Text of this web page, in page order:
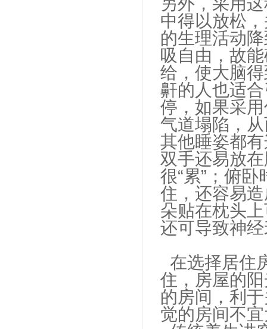
中得以放松
的生理活动
吸自由，故
给，使大脑
鼾的人也适
停，如果采
气道塌陷，
其他睡姿都
双手还易放
很“累”；俯
住，还容易
朵贴在枕头
还可导致神
在选择居住
住，房屋的
的房间，利
觉的房间不